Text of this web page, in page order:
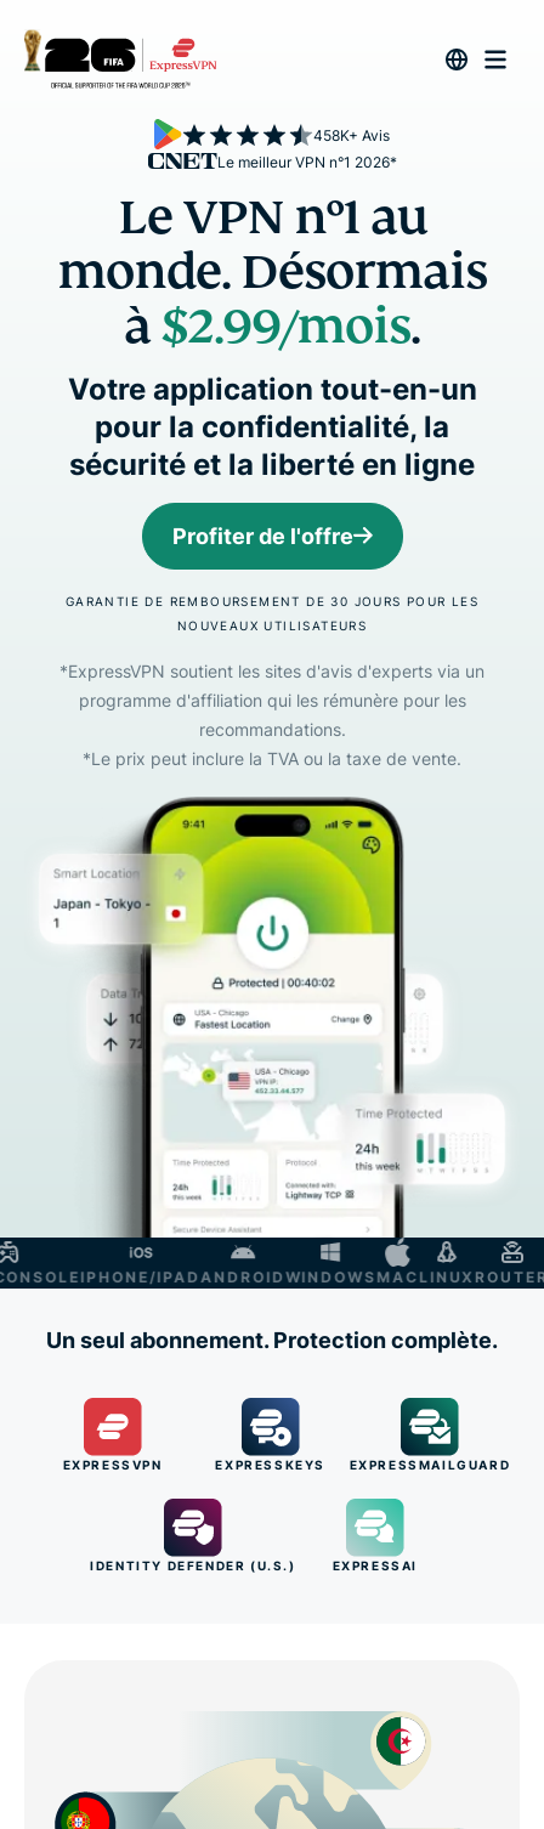
Le meilleur VPN n°1 2026*
458K+ Avis
Le VPN n°1 au
monde. Désormais
à$2.99/mois.
Votre application tout-en-un
pour la confidentialité, la
sécurité et la liberté en ligne
Profiter de l'offre
GARANTIE DE REMBOURSEMENT DE 30 JOURS POUR LES
NOUVEAUX UTILISATEURS
*ExpressVPN soutient les sites d'avis d'experts via un
programme d'affiliation qui les rémunère pour les
recommandations.
*Le prix peut inclure la TVA ou la taxe de vente.
IPHONE/IPADANDROIDWINDOWSMAC LINUX ROUTER
Un seul abonnement. Protection complète.
EXPRESSVPN EXPRESSKEYS EXPRESSMAILGUARD
IDENTITY DEFENDER (U.S.) EXPRESSAI